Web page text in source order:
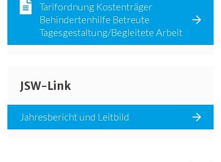
Tarifordnung Kostenträger
Behindertenhilfe Betreute
Tagesgestaltung/Begleitete Arbeit
JSW-Link
Jahresbericht und Leitbild